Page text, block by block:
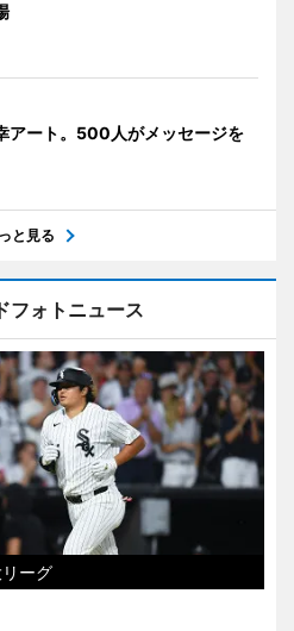
アート。500人がメッセージを
と見る
フォトニュース
ーグ